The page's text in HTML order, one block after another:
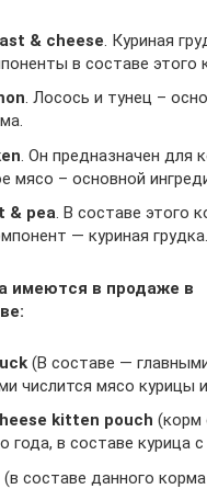
& cheese . Куриная
в составе этого
. Лосось и тунец –
. Он предназначен для
мясо – основной
& pea. В составе этого
— куриная грудка.
имеются в продаже в
(В составе —
числится мясо курицы
kitten pouch (корм
года, в составе курица
(в составе данного